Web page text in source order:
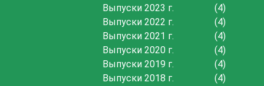
Выпуски 2023 г.
(4)
Выпуски 2022 г.
(4)
Выпуски 2021 г.
(4)
Выпуски 2020 г.
(4)
Выпуски 2019 г.
(4)
Выпуски 2018 г.
(4)